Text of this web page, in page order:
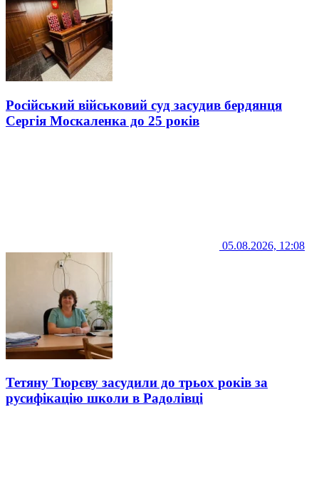
Російський військовий суд засудив бердянця
Сергія Москаленка до 25 років
05.08.2026, 12:08
Тетяну Тюрєву засудили до трьох років за
русифікацію школи в Радолівці